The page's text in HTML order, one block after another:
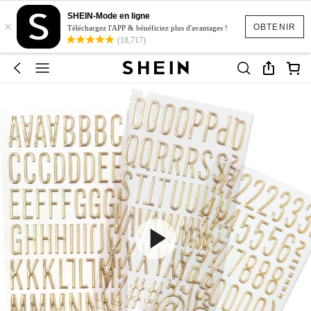
OBTENIR
×
SHEIN-Mode en ligne
Téléchargez l'APP & bénéficiez plus d'avantages !
(18,717)